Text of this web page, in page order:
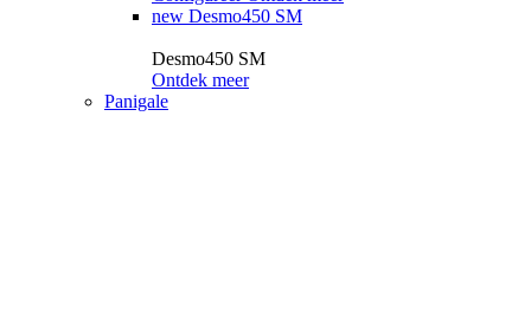
new Desmo450 SM
Desmo450 SM
Ontdek meer
Panigale